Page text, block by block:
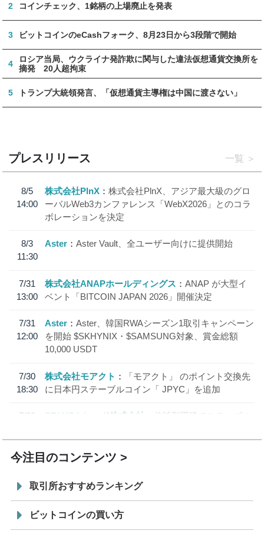
2 コインチェック、1銘柄の上場廃止を発表
3 ビットコインのeCashフォーク、8月23日から3段階で開始
4
ロシア当局、ウクライナ発詐欺に関与した違法仮想通貨交換所を
摘発 20人超拘束
5 トランプ大統領発言、「仮想通貨主導権は中国に渡さない」
プレスリリース 一覧
8/5
14:00
株式会社PlnX
株式会社PlnX、アジア最大級のグロ
ーバルWeb3カンファレンス「WebX2026」とのコラ
ボレーションを決定
8/3
11:30
Aster Aster Vault、全ユーザー向けに提供開始
7/31
13:00
株式会社ANAPホールディングス
ANAP が大型イ
ベント「BITCOIN JAPAN 2026」開催決定
7/31
12:00
Aster
Aster、韓国RWAシーズン1取引キャンペーン
を開始 $SKHYNIX・$SAMSUNG対象、賞金総額
10,000 USDT
7/30
18:30
株式会社モアクト
「モアクト」 のポイント交換先
に日本円ステーブルコイン「 JPYC」を追加
7/29
SBI VCトレード株式会社
信託型円建てステーブル
今注目のコンテンツ
取引所おすすめランキング
ビットコインの買い方